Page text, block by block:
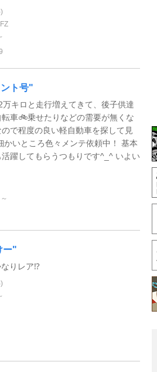
ト号"
キロと走行増えてきて、後子供達
車🚲乗せたりなどの需要が無くな
で程度の良い軽自動車を探して見
かいところ色々メンテ依頼中！ 基本
躍してもらうつもりです^_^ いよい
ー"
りレア⁉️